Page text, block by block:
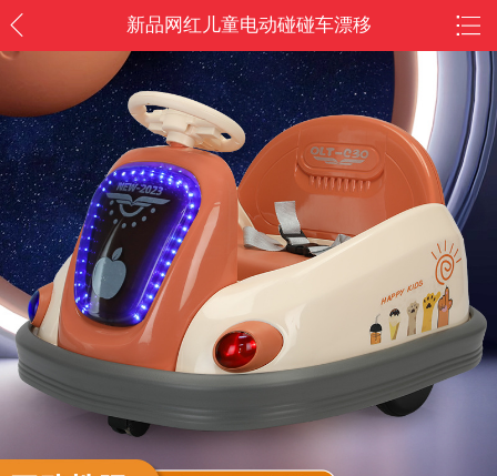
新品网红儿童电动碰碰车漂移
车遥控可坐人室内外旋转卡丁
车充电款/户外游玩